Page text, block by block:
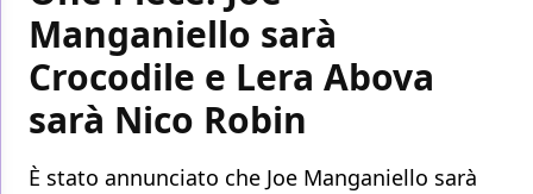
Manganiello sarà
Crocodile e Lera Abova
sarà Nico Robin
È stato annunciato che Joe Manganiello sarà